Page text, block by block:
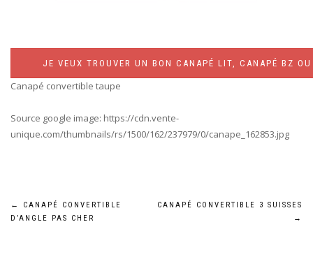
JE VEUX TROUVER UN BON CANAPÉ LIT, CANAPÉ BZ
Canapé convertible taupe
Source google image: https://cdn.vente-
unique.com/thumbnails/rs/1500/162/237979/0/canape_162853.jpg
Navigation
←
CANAPÉ CONVERTIBLE
D’ANGLE PAS CHER
CANAPÉ CONVERTIBLE 3 SUISSES
→